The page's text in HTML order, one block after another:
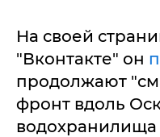
На своей
"Вконтакте" он
продолжают
фронт вдоль
водохранилища